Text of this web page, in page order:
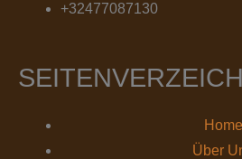
+32477087130
Home
Über